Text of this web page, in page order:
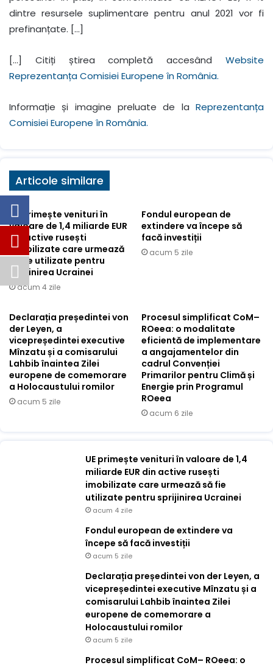
dintre resursele suplimentare pentru anul 2021 vor fi
prefinanțate. […]
[…] Citiți știrea completă accesând Website
Reprezentanța Comisiei Europene în România.
Informație și imagine preluate de la Reprezentanța
Comisiei Europene în România.
Articole similare
UE primește venituri în
valoare de 1,4 miliarde EUR
din active rusești
imobilizate care urmează
să fie utilizate pentru
sprijinirea Ucrainei
acum 4 zile
Fondul european de
extindere va începe să
facă investiții
acum 5 zile
Declarația președintei von
der Leyen, a
vicepreședintei executive
Mînzatu și a comisarului
Lahbib înaintea Zilei
europene de comemorare
a Holocaustului romilor
acum 5 zile
Procesul simplificat CoM–
ROeea: o modalitate
eficientă de implementare
a angajamentelor din
cadrul Convenției
Primarilor pentru Climă și
Energie prin Programul
ROeea
acum 6 zile
UE primește venituri în valoare de 1,4
miliarde EUR din active rusești
imobilizate care urmează să fie
utilizate pentru sprijinirea Ucrainei
acum 4 zile
Fondul european de extindere va
începe să facă investiții
acum 5 zile
Declarația președintei von der Leyen, a
vicepreședintei executive Mînzatu și a
comisarului Lahbib înaintea Zilei
europene de comemorare a
Holocaustului romilor
acum 5 zile
Procesul simplificat CoM– ROeea: o